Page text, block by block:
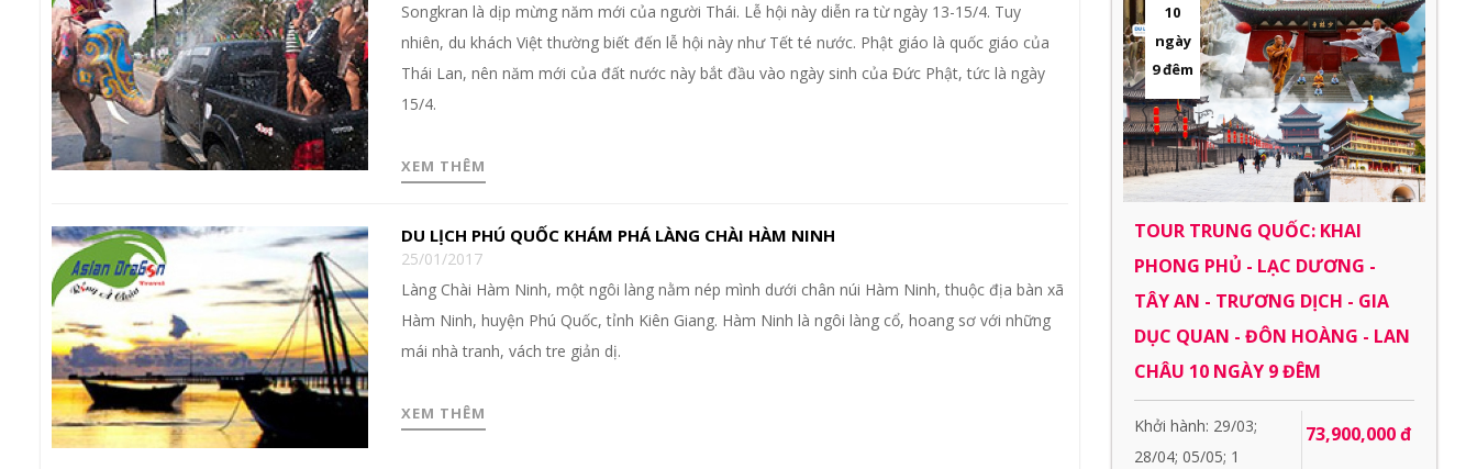
Songkran là dịp mừng năm mới của người Thái. Lễ hội này diễn ra từ ngày 13-15/4. Tuy
nhiên, du khách Việt thường biết đến lễ hội này như Tết té nước. Phật giáo là quốc giáo của
Thái Lan, nên năm mới của đất nước này bắt đầu vào ngày sinh của Đức Phật, tức là ngày
15/4.
XEM THÊM
DU LỊCH PHÚ QUỐC KHÁM PHÁ LÀNG CHÀI HÀM NINH
25/01/2017
Làng Chài Hàm Ninh, một ngôi làng nằm nép mình dưới chân núi Hàm Ninh, thuộc địa bàn xã
Hàm Ninh, huyện Phú Quốc, tỉnh Kiên Giang. Hàm Ninh là ngôi làng cổ, hoang sơ với những
mái nhà tranh, vách tre giản dị.
XEM THÊM
10
ngày
9 đêm
TOUR TRUNG QUỐC: KHAI
PHONG PHỦ - LẠC DƯƠNG -
TÂY AN - TRƯƠNG DỊCH - GIA
DỤC QUAN - ĐÔN HOÀNG - LAN
CHÂU 10 NGÀY 9 ĐÊM
Khởi hành: 29/03;
28/04; 05/05; 1
73,900,000 đ